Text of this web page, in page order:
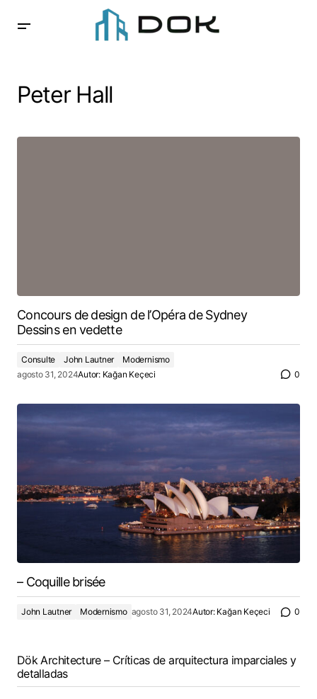
Peter Hall
Concours de design de l’Opéra de Sydney
Dessins en vedette
Consulte John Lautner
Modernismo
agosto 31, 2024Autor: Kağan Keçeci 0
– Coquille brisée
John Lautner Modernismo agosto 31, 2024Autor: Kağan Keçeci 0
Dök Architecture – Críticas de arquitectura imparciales y
detalladas